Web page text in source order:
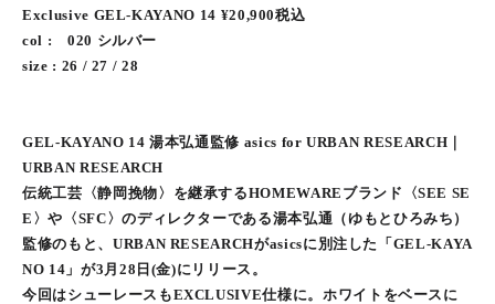
Exclusive GEL-KAYANO 14 ¥20,900税込
col : 020 シルバー
size : 26 / 27 / 28
GEL-KAYANO 14 湯本弘通監修 asics for URBAN RESEARCH｜
URBAN RESEARCH
伝統工芸〈静岡挽物〉を継承するHOMEWAREブランド〈SEE SE
E〉や〈SFC〉のディレクターである湯本弘通（ゆもとひろみち）
監修のもと、URBAN RESEARCHがasicsに別注した「GEL-KAYA
NO 14」が3月28日(金)にリリース。
今回はシューレースもEXCLUSIVE仕様に。ホワイトをベースに